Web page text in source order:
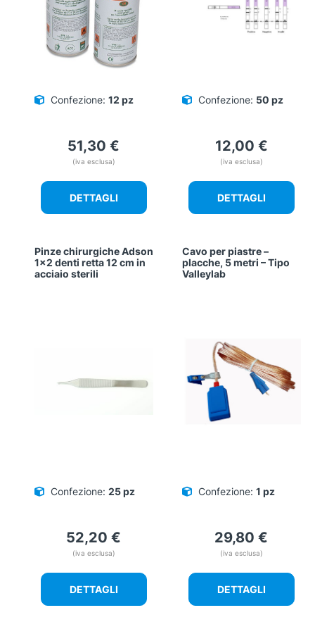
Confezione: 12 pz
51,30 €
(iva esclusa)
DETTAGLI
Confezione: 50 pz
12,00 €
(iva esclusa)
DETTAGLI
Pinze chirurgiche Adson
1×2 denti retta 12 cm in
acciaio sterili
Confezione: 25 pz
52,20 €
(iva esclusa)
DETTAGLI
Cavo per piastre –
placche, 5 metri – Tipo
Valleylab
Confezione: 1 pz
29,80 €
(iva esclusa)
DETTAGLI